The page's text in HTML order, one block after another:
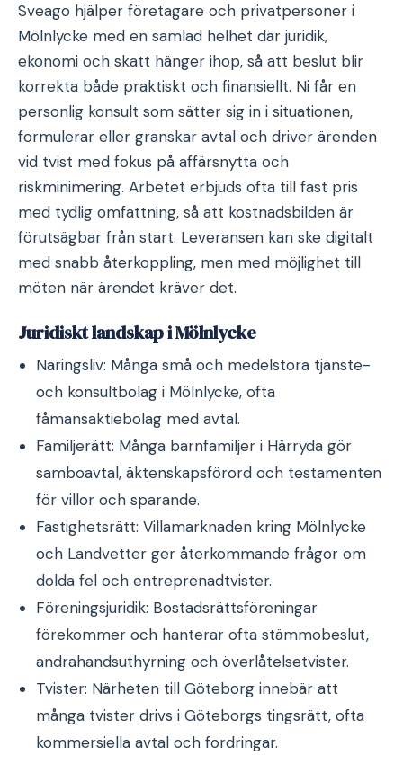
Sveago hjälper företagare och privatpersoner i
Mölnlycke med en samlad helhet där juridik,
ekonomi och skatt hänger ihop, så att beslut blir
korrekta både praktiskt och finansiellt. Ni får en
personlig konsult som sätter sig in i situationen,
formulerar eller granskar avtal och driver ärenden
vid tvist med fokus på affärsnytta och
riskminimering. Arbetet erbjuds ofta till fast pris
med tydlig omfattning, så att kostnadsbilden är
förutsägbar från start. Leveransen kan ske digitalt
med snabb återkoppling, men med möjlighet till
möten när ärendet kräver det.
Juridiskt landskap i Mölnlycke
Näringsliv: Många små och medelstora tjänste-
och konsultbolag i Mölnlycke, ofta
fåmansaktiebolag med avtal.
Familjerätt: Många barnfamiljer i Härryda gör
samboavtal, äktenskapsförord och testamenten
för villor och sparande.
Fastighetsrätt: Villamarknaden kring Mölnlycke
och Landvetter ger återkommande frågor om
dolda fel och entreprenadtvister.
Föreningsjuridik: Bostadsrättsföreningar
förekommer och hanterar ofta stämmobeslut,
andrahandsuthyrning och överlåtelsetvister.
Tvister: Närheten till Göteborg innebär att
många tvister drivs i Göteborgs tingsrätt, ofta
kommersiella avtal och fordringar.